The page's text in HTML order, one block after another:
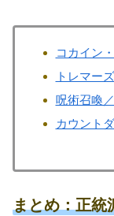
コカイン
トレマーズ
呪術召喚
カウント
まとめ：正統